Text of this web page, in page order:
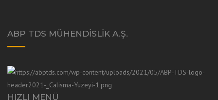
ABP TDS MÜHENDISLIK A.Ş.
HIZLI MENÜ